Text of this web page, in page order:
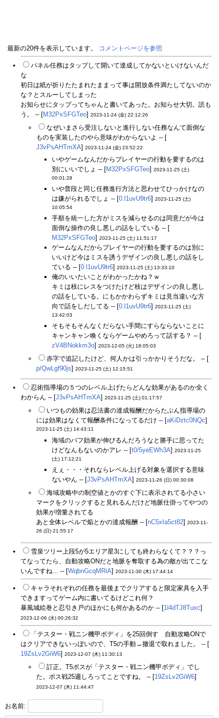
最新の20件を表示しています。 コメントページを参照
パネル任務はタップして開いて達成してかないといけないんだ
な
初日は紙が折りたたまれたままって事は開放条件満たしてないのか
な？とスルーしてしまった
お知らせにタップってちゃんと書いてあった。お知らせ大切。読も
う。 -- [M32PxSFGTeo] 2023-11-24 (金) 22:12:26
なぜいまさら受注しないと進行しない任務なんて面倒な
ものを実装したのやら意味がわからないよ -- [
J3vPsAHTmXA] 2023-11-24 (金) 23:52:22
いやゲームなんだからプレイヤーの行動を要するのは
別にいいでしょ -- [M32PxSFGTeo] 2023-11-25 (土)
00:01:28
いや普段と同じ任務進行方法と思わせてひっかけなの
は嫌がられるでしょ -- [0.l1uvU9tr6] 2023-11-25 (土)
10:05:54
手順を統一した方がミスを減らせるのは同意だが今は
面倒な操作の良し悪しの話をしている -- [
M32PxSFGTeo] 2023-11-25 (土) 11:51:17
ゲームなんだからプレイヤーの行動を要するのは別に
いいけど今はミスを誘うデザインの良し悪しの話をし
ている -- [0.l1uvU9tr6] 2023-11-25 (土) 13:33:10
俺のいいたいことがわかったかね？ｗ
キミは枝にレスをつけたけど枝はデザインの良し悪し
の話をしている。にもかかわらずキミは見当違いな方
向で話をしだしてる -- [0.l1uvU9tr6] 2023-11-25 (土)
13:42:03
そもそもそんなくだらない手間にすらならないことに
キャンキャン喚くならゲームやめろって話する？ -- [
zV4BNokkm3o] 2023-12-05 (火) 18:05:03
赤字で追記したけど、何人かは引っかかりそうだな。 -- [
p/QwLgf90js] 2023-11-25 (土) 12:15:51
忍術指導場の５つのレベル上げたらどんな効果があるのか全く
わからん -- [J3vPsAHTmXA] 2023-11-25 (土) 01:17:57
いつもの効果は忍法書の達成報酬だからたぶん指導場の
には効果はなくて報酬条件になってるだけ -- [aKiDztc0NQc]
2023-11-25 (土) 14:43:11
海域のバフ効果が伸びるんだろうなと勝手に思ってた
けどなんもないのかアレ -- [t0/5yeEWh3A] 2023-11-25
(土) 17:12:21
えぇ・・・それならレベル上げる対象を選択する意味
ないやん -- [J3vPsAHTmXA] 2023-11-26 (日) 00:30:08
海域攻略中の制空値とかのすぐ下に表示されてる小さい
マークをクリックすると見れるんだけど地脈仕掛ってやつの
効果が増量されてる
あと全体レベルで焔とかの達成報酬 -- [nC5xIa5ct82] 2023-11-
26 (日) 21:55:17
雪泉ツリー上段5が5エリア星3にしても終わらなくて？？？っ
てなってたら、自動攻略ONだと地脈を奪取する為の敵が出てこな
いんですね... -- [WqbnGcqMRiA] 2023-11-30 (木) 17:44:14
キャラそれぞれの任務を最後までクリアすると限定家具を入手
できますってゲーム内に書いてるけどこれ何？
暴風城絵巻と忍引き戸のほかにも何かあるのか -- [1l4dTJ8Tuxc]
2023-12-06 (水) 00:26:32
「テスター・戦ニン機甲ボディ」を25回倒す 自動攻略ONで
はクリアできないっぽいので、T5の手動→撤退で取れました。 -- [
19ZsLv2GiW6] 2023-12-07 (木) 11:30:13
訂正。T5ボスが「テスター・戦ニン機甲ボディ」でし
た。ボス戦25週しろってことですね。 -- [19ZsLv2GiW6]
2023-12-07 (木) 11:44:47
お名前: